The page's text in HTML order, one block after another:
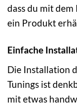
dass du mit dem
ein Produkt
Einfache
Die Installation
Tunings ist
mit etwas